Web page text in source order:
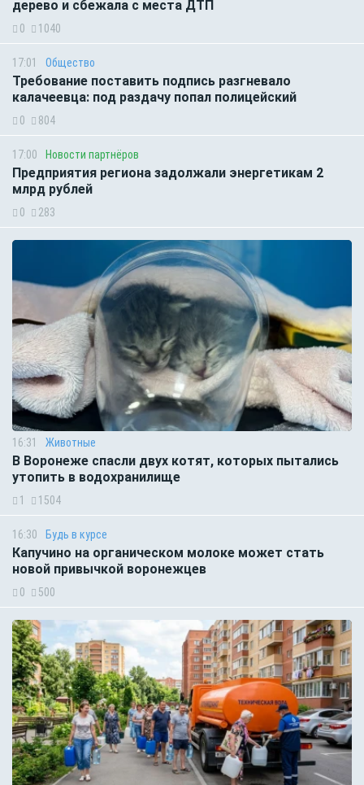
дерево и сбежала с места ДТП
0 1040
17:01 Общество
Требование поставить подпись разгневало
калачеевца: под раздачу попал полицейский
0 804
17:00 Новости партнёров
Предприятия региона задолжали энергетикам 2
млрд рублей
0 283
16:31 Животные
В Воронеже спасли двух котят, которых пытались
утопить в водохранилище
1 1504
16:30 Будь в курсе
Капучино на органическом молоке может стать
новой привычкой воронежцев
0 500